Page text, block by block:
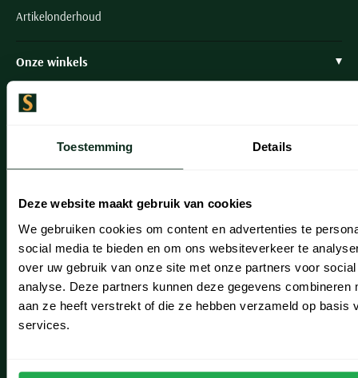
Toestemming Details
Deze website maakt gebruik van cookies
We gebruiken cookies om content en advertenties te
social media te bieden en om ons websiteverkeer te
over uw gebruik van onze site met onze partners voor
analyse. Deze partners kunnen deze gegevens combineren
aan ze heeft verstrekt of die ze hebben verzameld op basis
services.
Artikelonderhoud
Onze winkels
Onze winkels
Lisse
Noordwijk
Oegstgeest
Openingstijden winkels